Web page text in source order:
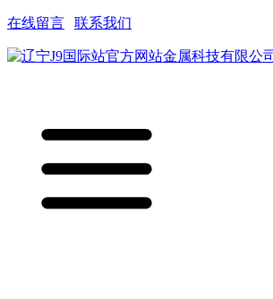
在线留言 联系我们